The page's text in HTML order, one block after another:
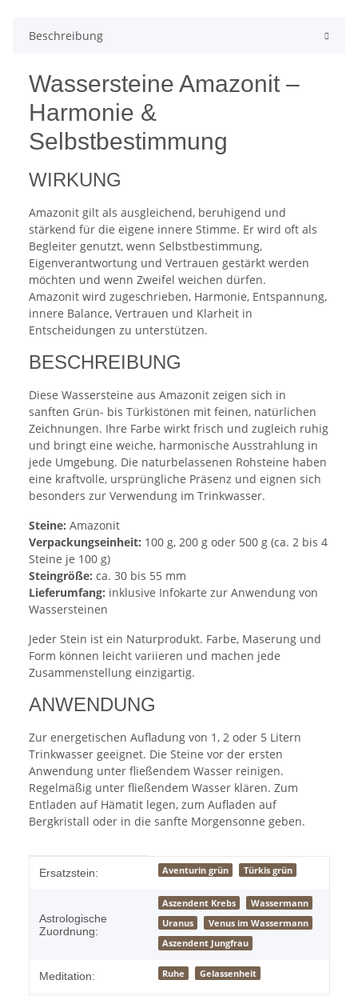
Beschreibung
Wassersteine Amazonit –
Harmonie &
Selbstbestimmung
WIRKUNG
Amazonit gilt als ausgleichend, beruhigend und
stärkend für die eigene innere Stimme. Er wird oft als
Begleiter genutzt, wenn Selbstbestimmung,
Eigenverantwortung und Vertrauen gestärkt werden
möchten und wenn Zweifel weichen dürfen.
Amazonit wird zugeschrieben, Harmonie, Entspannung,
innere Balance, Vertrauen und Klarheit in
Entscheidungen zu unterstützen.
BESCHREIBUNG
Diese Wassersteine aus Amazonit zeigen sich in
sanften Grün- bis Türkistönen mit feinen, natürlichen
Zeichnungen. Ihre Farbe wirkt frisch und zugleich ruhig
und bringt eine weiche, harmonische Ausstrahlung in
jede Umgebung. Die naturbelassenen Rohsteine haben
eine kraftvolle, ursprüngliche Präsenz und eignen sich
besonders zur Verwendung im Trinkwasser.
Steine: Amazonit
Verpackungseinheit: 100 g, 200 g oder 500 g (ca. 2 bis 4
Steine je 100 g)
Steingröße: ca. 30 bis 55 mm
Lieferumfang: inklusive Infokarte zur Anwendung von
Wassersteinen
Jeder Stein ist ein Naturprodukt. Farbe, Maserung und
Form können leicht variieren und machen jede
Zusammenstellung einzigartig.
ANWENDUNG
Zur energetischen Aufladung von 1, 2 oder 5 Litern
Trinkwasser geeignet. Die Steine vor der ersten
Anwendung unter fließendem Wasser reinigen.
Regelmäßig unter fließendem Wasser klären. Zum
Entladen auf Hämatit legen, zum Aufladen auf
Bergkristall oder in die sanfte Morgensonne geben.
Produkteigenschaft
Wert
Ersatzstein: Aventurin grün Türkis grün
Astrologische
Zuordnung:
Aszendent Krebs
Wassermann
Uranus
Venus im Wassermann
Aszendent Jungfrau
Meditation: Ruhe Gelassenheit